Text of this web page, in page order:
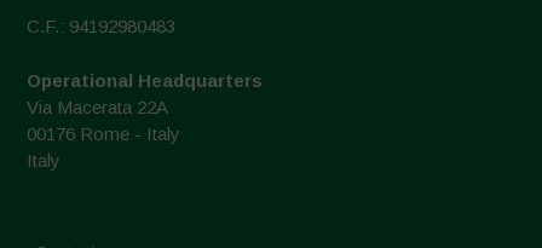
C.F.: 94192980483
Operational Headquarters
Via Macerata 22A
00176 Rome - Italy
Italy